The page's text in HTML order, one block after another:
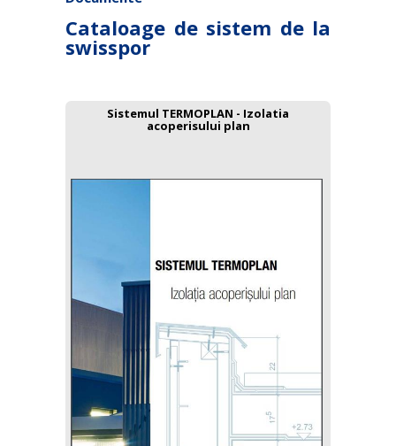
Cataloage de sistem de la
swisspor
Sistemul TERMOPLAN - Izolatia
acoperisului plan